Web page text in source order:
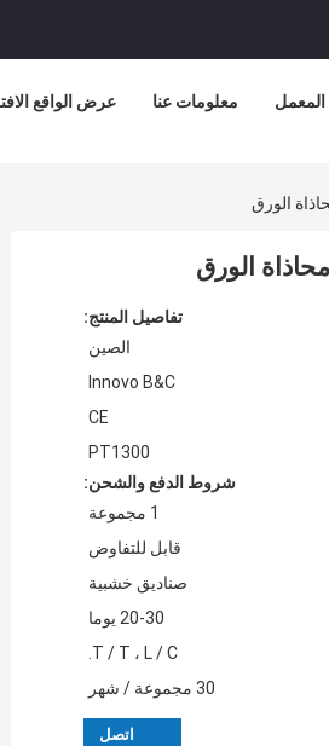
عرض الواقع معلومات عنا
تفاصيل المنتج:
الصين
Innovo B&C
CE
PT1300
شروط الدفع والشحن:
1 مجموعة
قابل للتفاوض
صناديق خشبية
20-30 يوما
T / T ، L / C.
30 مجموعة / شهر
اتصل